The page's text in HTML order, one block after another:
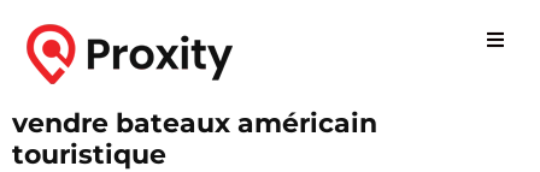
vendre bateaux américain
touristique